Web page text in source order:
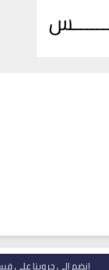
انضم إلى جروبنا على